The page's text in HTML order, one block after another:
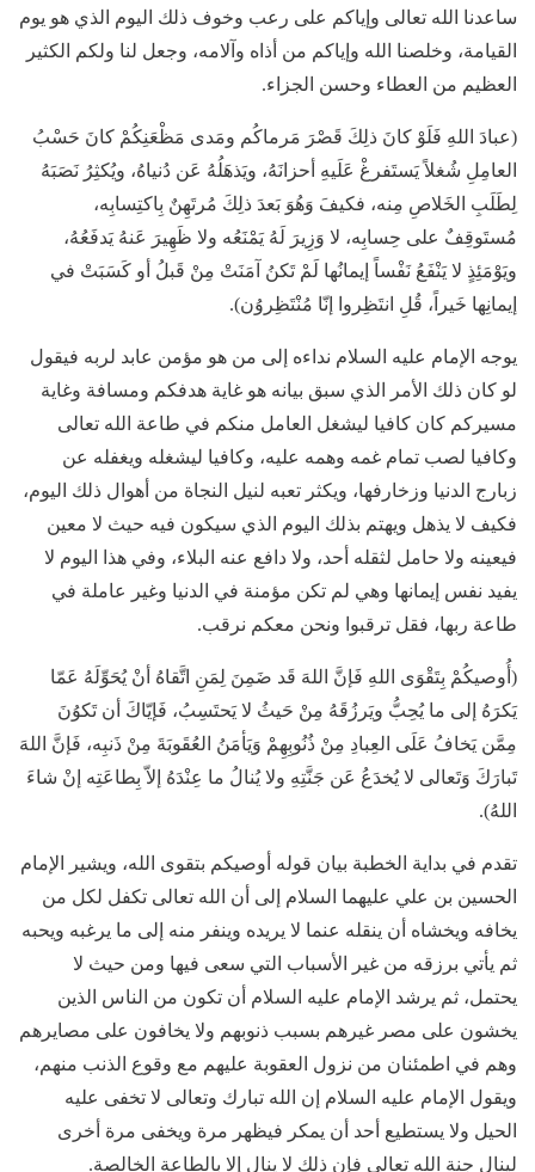
ساعدنا الله تعالى وإياكم على رعب وخوف ذلك اليوم الذي هو يوم
القيامة، وخلصنا الله وإياكم من أذاه وآلامه، وجعل لنا ولكم الكثير
العظيم من العطاء وحسن الجزاء.
(عبادَ اللهِ فَلَوْ كانَ ذلِكَ قَصْرَ مَرماكُم ومَدى مَظْعَنِكُمْ كانَ حَسْبُ
العامِلِ شُغلاً يَستَفرغْ عَلَيهِ أحزانَهُ، ويَذهَلُهُ عَن دُنياهُ، ويُكثِرُ نَصَبَهُ
لِطَلَبِ الخَلاصِ مِنه، فكيفَ وَهُوَ بَعدَ ذلِكَ مُرتَهِنٌ بِاكتِسابِه،
مُستَوقِفٌ على حِسابِه، لا وَزِيرَ لَهُ يَمْنَعُه ولا ظَهِيرَ عَنهُ يَدفَعُهُ،
ويَوْمَئِذٍ لا يَنْفَعُ نَفْساً إيمانُها لَمْ تَكنُ آمَنَتْ مِنْ قَبلُ أو كَسَبَتْ في
إيمانِها خَيراً، قُلِ انتَظِروا إنّا مُنْتَظِروُن).
يوجه الإمام عليه السلام نداءه إلى من هو مؤمن عابد لربه فيقول
لو كان ذلك الأمر الذي سبق بيانه هو غاية هدفكم ومسافة وغاية
مسيركم كان كافيا ليشغل العامل منكم في طاعة الله تعالى
وكافيا لصب تمام غمه وهمه عليه، وكافيا ليشغله ويغفله عن
زبارج الدنيا وزخارفها، ويكثر تعبه لنيل النجاة من أهوال ذلك اليوم،
فكيف لا يذهل ويهتم بذلك اليوم الذي سيكون فيه حيث لا معين
فيعينه ولا حامل لثقله أحد، ولا دافع عنه البلاء، وفي هذا اليوم لا
يفيد نفس إيمانها وهي لم تكن مؤمنة في الدنيا وغير عاملة في
طاعة ربها، فقل ترقبوا ونحن معكم نرقب.
(أُوصيكُمْ بِتَقْوَى اللهِ فَإنَّ اللهَ قَد ضَمِنَ لِمَنِ اتَّقاهُ أنْ يُحَوِّلَهُ عَمّا
يَكرَهُ إلى ما يُحِبُّ ويَرزُقَهُ مِنْ حَيثُ لا يَحتَسِبُ، فَإيّاكَ أن تَكوُنَ
مِمَّن يَخافُ عَلَى العِبادِ مِنْ ذُنُوبِهِمْ وَيَأمَنُ العُقَوبَةَ مِنْ ذَنبِه، فَإنَّ اللهَ
تَبارَكَ وَتَعالى لا يُخدَعُ عَن جَنَّتِهِ ولا يُنالُ ما عِنْدَهُ إلاّ بِطاعَتِه إنْ شاءَ
اللهُ).
تقدم في بداية الخطبة بيان قوله أوصيكم بتقوى الله، ويشير الإمام
الحسين بن علي عليهما السلام إلى أن الله تعالى تكفل لكل من
يخافه ويخشاه أن ينقله عنما لا يريده وينفر منه إلى ما يرغبه ويحبه
ثم يأتي برزقه من غير الأسباب التي سعى فيها ومن حيث لا
يحتمل، ثم يرشد الإمام عليه السلام أن تكون من الناس الذين
يخشون على مصر غيرهم بسبب ذنوبهم ولا يخافون على مصايرهم
وهم في اطمئنان من نزول العقوبة عليهم مع وقوع الذنب منهم،
ويقول الإمام عليه السلام إن الله تبارك وتعالى لا تخفى عليه
الحيل ولا يستطيع أحد أن يمكر فيظهر مرة ويخفى مرة أخرى
لينال جنة الله تعالى فإن ذلك لا ينال إلا بالطاعة الخالصة.